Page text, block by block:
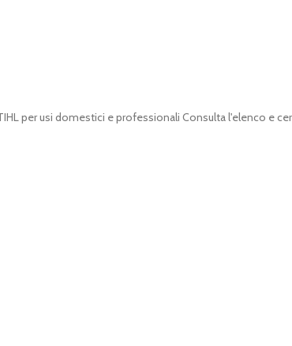
per usi domestici e professionali Consulta l'elenco e